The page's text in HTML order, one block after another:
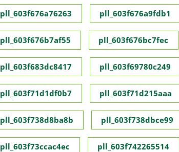
pll_603f676a76263 pll_603f676a9fdb1
pll_603f676b7af55 pll_603f676bc7fec
pll_603f683dc8417 pll_603f69780c249
pll_603f71d1df0b7 pll_603f71d215aaa
pll_603f738d8ba8b pll_603f738dbce99
pll_603f73ccac4ec pll_603f742265514